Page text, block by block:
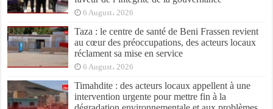
6 August، 2026
Taza : le centre de santé de Beni Frassen revient
au cœur des préoccupations, des acteurs locaux
réclament sa mise en service
6 August، 2026
Timahdite : des acteurs locaux appellent à une
intervention urgente pour mettre fin à la